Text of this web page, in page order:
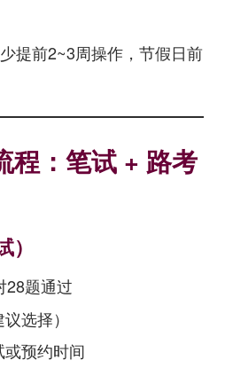
提前2~3周操作，节假日前
程：笔试 + 路考
28题通过
选择）
预约时间